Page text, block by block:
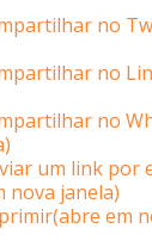
no
no
no
um link por
nova janela)
em